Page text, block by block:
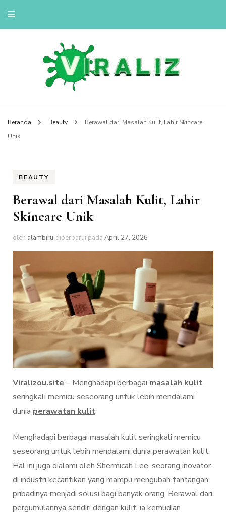
viralizou.site
Beranda Beauty
Berawal dari Masalah Kulit, Lahir Skincare
Unik
BEAUTY
Berawal dari Masalah Kulit, Lahir
Skincare Unik
oleh alambiru diperbarui pada April 27, 2026
Viralizou.site – Menghadapi berbagai masalah kulit
seringkali memicu seseorang untuk lebih mendalami
dunia perawatan kulit.
Menghadapi berbagai masalah kulit seringkali memicu
seseorang untuk lebih mendalami dunia perawatan kulit.
Hal ini juga dialami oleh Shermicah Lee, seorang inovator
di industri kecantikan yang mampu mengubah tantangan
pribadinya menjadi solusi bagi banyak orang. Berawal dari
pergumulannya sendiri dengan kulit, ia kemudian